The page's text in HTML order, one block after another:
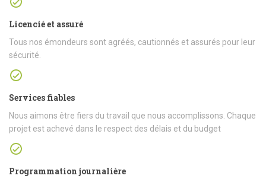
Licencié et assuré
Tous nos émondeurs sont agréés, cautionnés et assurés pour leur
sécurité.
Services fiables
Nous aimons être fiers du travail que nous accomplissons. Chaque
projet est achevé dans le respect des délais et du budget
Programmation journalière